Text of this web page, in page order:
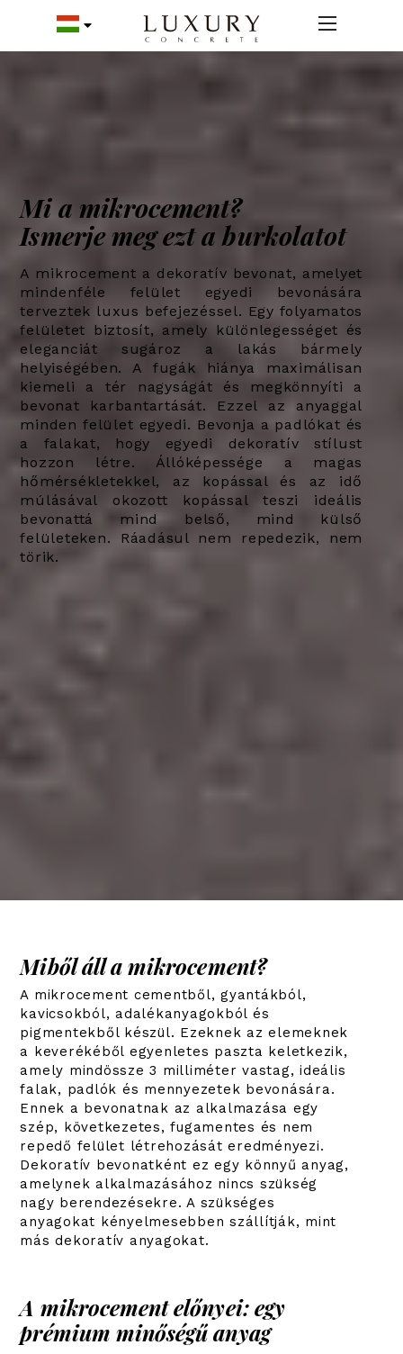
Mi a mikrocement?
Ismerje meg ezt a burkolatot
A mikrocement a dekoratív bevonat, amelyet
mindenféle felület egyedi bevonására
terveztek luxus befejezéssel. Egy folyamatos
felületet biztosít, amely különlegességet és
eleganciát sugároz a lakás bármely
helyiségében. A fugák hiánya maximálisan
kiemeli a tér nagyságát és megkönnyíti a
bevonat karbantartását. Ezzel az anyaggal
minden felület egyedi. Bevonja a padlókat és
a falakat, hogy egyedi dekoratív stílust
hozzon létre. Állóképessége a magas
hőmérsékletekkel, az kopással és az idő
múlásával okozott kopással teszi ideális
bevonattá mind belső, mind külső
felületeken. Ráadásul nem repedezik, nem
törik.
Miből áll a mikrocement?
A mikrocement cementből, gyantákból,
kavicsokból, adalékanyagokból és
pigmentekből készül. Ezeknek az elemeknek
a keverékéből egyenletes paszta keletkezik,
amely mindössze 3 milliméter vastag, ideális
falak, padlók és mennyezetek bevonására.
Ennek a bevonatnak az alkalmazása egy
szép, következetes, fugamentes és nem
repedő felület létrehozását eredményezi.
Dekoratív bevonatként ez egy könnyű anyag,
amelynek alkalmazásához nincs szükség
nagy berendezésekre. A szükséges
anyagokat kényelmesebben szállítják, mint
más dekoratív anyagokat.
A mikrocement előnyei: egy
prémium minőségű anyag